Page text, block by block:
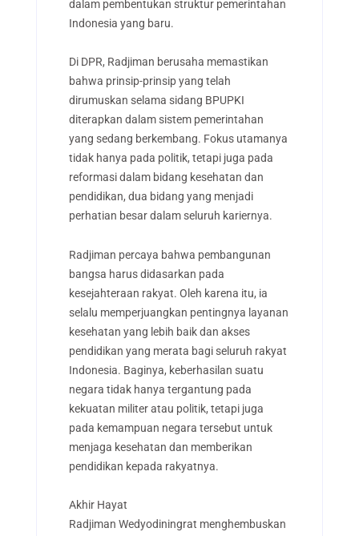
dalam pembentukan struktur pemerintahan
Indonesia yang baru.
Di DPR, Radjiman berusaha memastikan
bahwa prinsip-prinsip yang telah
dirumuskan selama sidang BPUPKI
diterapkan dalam sistem pemerintahan
yang sedang berkembang. Fokus utamanya
tidak hanya pada politik, tetapi juga pada
reformasi dalam bidang kesehatan dan
pendidikan, dua bidang yang menjadi
perhatian besar dalam seluruh kariernya.
Radjiman percaya bahwa pembangunan
bangsa harus didasarkan pada
kesejahteraan rakyat. Oleh karena itu, ia
selalu memperjuangkan pentingnya layanan
kesehatan yang lebih baik dan akses
pendidikan yang merata bagi seluruh rakyat
Indonesia. Baginya, keberhasilan suatu
negara tidak hanya tergantung pada
kekuatan militer atau politik, tetapi juga
pada kemampuan negara tersebut untuk
menjaga kesehatan dan memberikan
pendidikan kepada rakyatnya.
Akhir Hayat
Radjiman Wedyodiningrat menghembuskan